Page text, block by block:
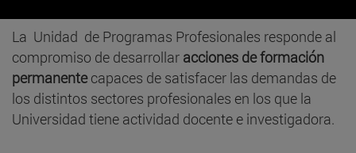
La Unidad de Programas Profesionales responde al
compromiso de desarrollar acciones de formación
permanentecapaces de satisfacer las demandas de
los distintos sectores profesionales en los que la
Universidad tiene actividad docente e investigadora.